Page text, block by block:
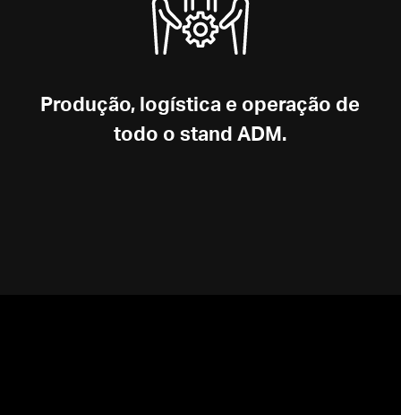
Produção, logística e operação de
todo o stand ADM.